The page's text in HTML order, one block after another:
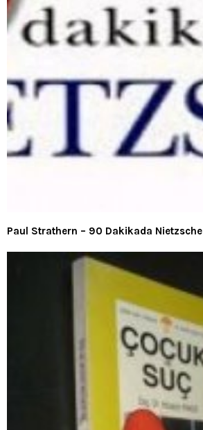
Paul Strathern – 90 Dakikada Nietzsche